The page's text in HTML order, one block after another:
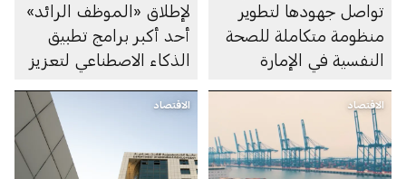
تواصل جهودها لتطوير
منظومة متكاملة للصحة
النفسية في الإمارة
لإطلاق «الموظف الرائد»
أحد أكبر برامج تطبيق
الذكاء الاصطناعي لتعزيز
الاقتصاد الاقتصاد